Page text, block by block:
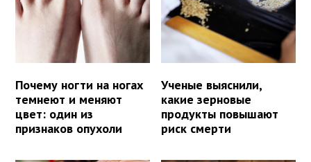
Почему ногти на ногах
темнеют и меняют
цвет: один из
признаков опухоли
Ученые выяснили,
какие зерновые
продукты повышают
риск смерти